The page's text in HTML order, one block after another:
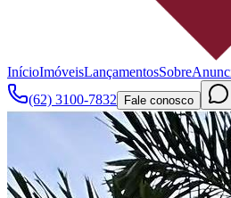
InícioImóveisLançamentosSobre
(62) 3100-7832
Fale conosco